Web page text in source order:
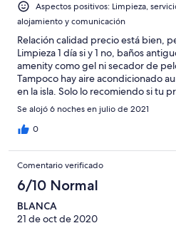
Aspectos positivos: Limpieza,
alojamiento y comunicación
Relación calidad precio está bien,
Limpieza 1 día si y 1 no, baños
amenity como gel ni secador de
Tampoco hay aire acondicionado
en la isla. Solo lo recomiendo si tu
y por pa localización que queda en
visitar la isla.
Se alojó 6 noches en julio de 2021
0
Comentario verificado
6/10 Normal
BLANCA
21 de oct de 2020